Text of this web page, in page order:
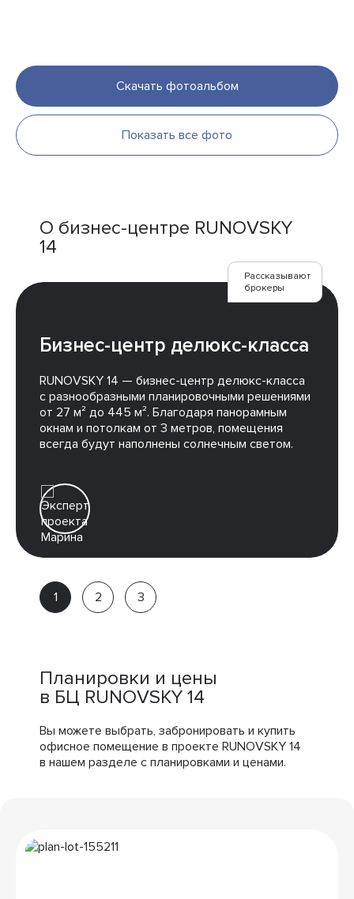
Скачать фотоальбом
Показать все фото
О бизнес-центре RUNOVSKY
14
Рассказывают
брокеры
Бизнес-центр делюкс-класса
RUNOVSKY 14 — бизнес-центр делюкс-класса
с разнообразными планировочными решениями
от 27 м² до 445 м². Благодаря панорамным
окнам и потолкам от 3 метров, помещения
всегда будут наполнены солнечным светом.
Партнёр
компании
Планировки и цены
в БЦ RUNOVSKY 14
Вы можете выбрать, забронировать и купить
офисное помещение в проекте RUNOVSKY 14
в нашем разделе с планировками и ценами.